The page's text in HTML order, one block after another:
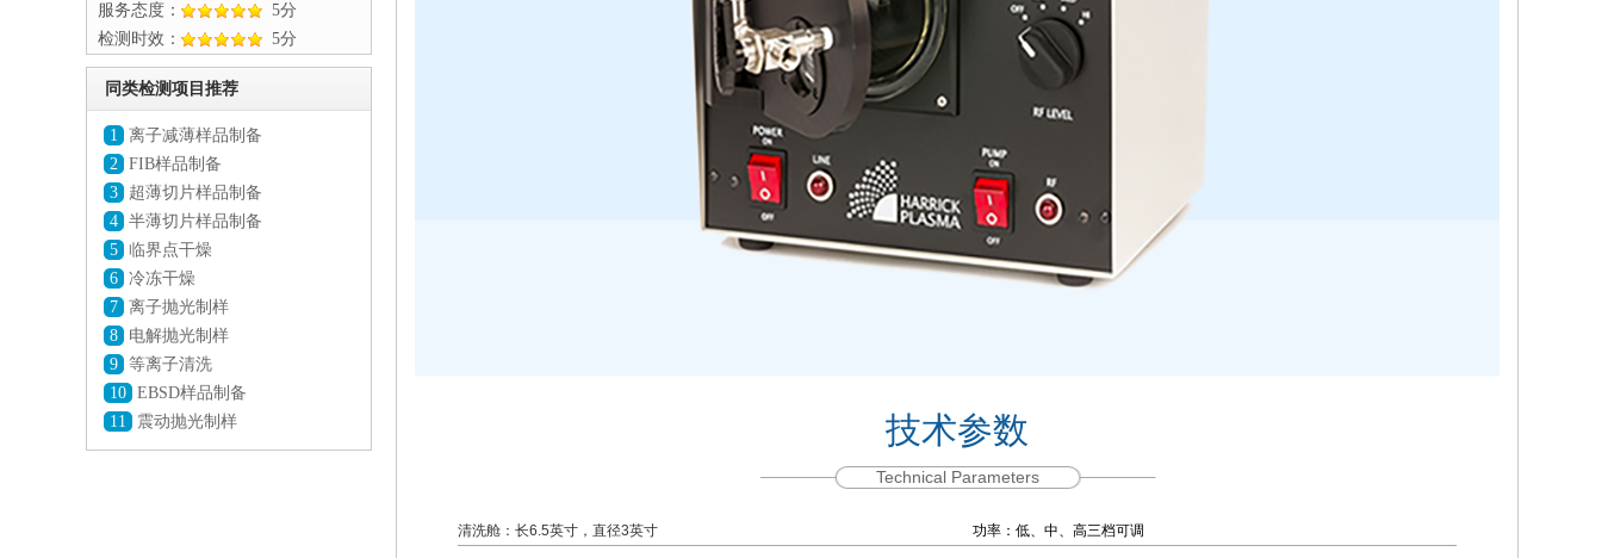
技术参数
Technical Parameters
清洗舱：长6.5英寸，直径3英寸 功率：低、中、高三档可调
服务态度：
5分
检测时效：
5分
同类检测项目推荐
1
离子减薄样品制备
2 FIB样品制备
3
超薄切片样品制备
4 半薄切片样品制备
5 临界点干燥
6 冷冻干燥
7 离子抛光制样
8
电解抛光制样
9 等离子清洗
10 EBSD样品制备
11
震动抛光制样